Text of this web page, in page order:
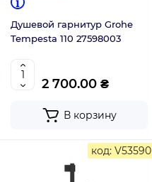
Душевой гарнитур Grohe
Tempesta 110 27598003
2 700.00 ₴
В корзину
код: V53590